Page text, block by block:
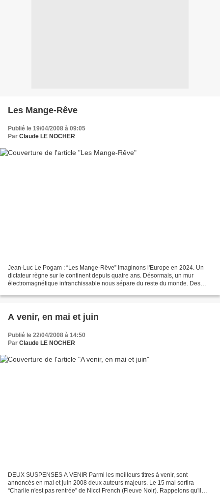
Les Mange-Rêve
Publié le 19/04/2008 à 09:05
Par Claude LE NOCHER
Jean-Luc Le Pogam : “Les Mange-Rêve” Imaginons l'Europe en 2024. Un
dictateur règne sur le continent depuis quatre ans. Désormais, un mur
électromagnétique infranchissable nous sépare du reste du monde. Des
A venir, en mai et juin
Publié le 22/04/2008 à 14:50
Par Claude LE NOCHER
DEUX SUSPENSES A VENIR Parmi les meilleurs titres à venir, sont
annoncés en mai et juin 2008 deux auteurs majeurs. Le 15 mai sortira
“Charlie n'est pas rentrée” de Nicci French (Fleuve Noir). Rappelons qu'il